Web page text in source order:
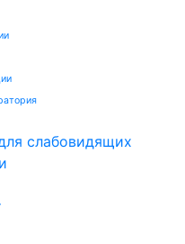
слабовидящих